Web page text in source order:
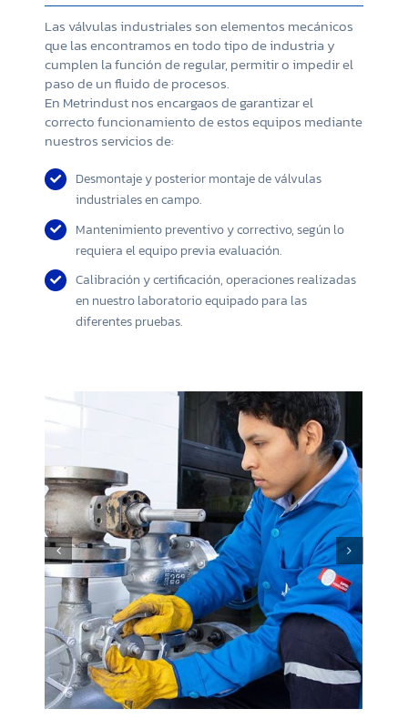
Las válvulas industriales son elementos mecánicos
que las encontramos en todo tipo de industria y
cumplen la función de regular, permitir o impedir el
paso de un fluido de procesos.
En Metrindust nos encargaos de garantizar el
correcto funcionamiento de estos equipos mediante
nuestros servicios de:
Desmontaje y posterior montaje de válvulas
industriales en campo.
Mantenimiento preventivo y correctivo, según lo
requiera el equipo previa evaluación.
Calibración y certificación, operaciones realizadas
en nuestro laboratorio equipado para las
diferentes pruebas.